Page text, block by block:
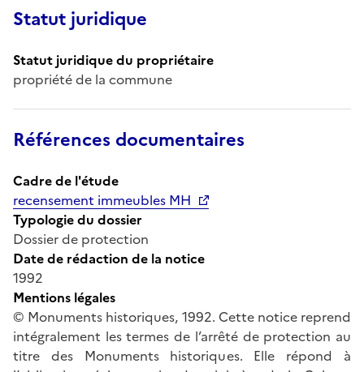
Statut juridique
Statut juridique du propriétaire
propriété de la commune
Références documentaires
Cadre de l'étude
recensement immeubles MH
Typologie du dossier
Dossier de protection
Date de rédaction de la notice
1992
Mentions légales
© Monuments historiques, 1992. Cette notice reprend
intégralement les termes de l’arrêté de protection au
titre des Monuments historiques. Elle répond à